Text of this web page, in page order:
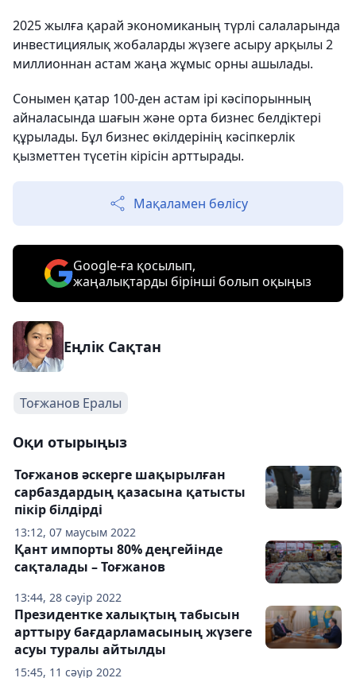
2025 жылға қарай экономиканың түрлі салаларында
инвестициялық жобаларды жүзеге асыру арқылы 2
миллионнан астам жаңа жұмыс орны ашылады.
Сонымен қатар 100-ден астам ірі кәсіпорынның
айналасында шағын және орта бизнес белдіктері
құрылады. Бұл бизнес өкілдерінің кәсіпкерлік
қызметтен түсетін кірісін арттырады.
Мақаламен бөлісу
Google-ға қосылып,
жаңалықтарды бірінші болып оқыңыз
Еңлік Сақтан
Тоғжанов Ералы
Оқи отырыңыз
13:12, 07 маусым 2022
Тоғжанов әскерге шақырылған
сарбаздардың қазасына қатысты
пікір білдірді
13:44, 28 сәуір 2022
Қант импорты 80% деңгейінде
сақталады – Тоғжанов
15:45, 11 сәуір 2022
Президентке халықтың табысын
арттыру бағдарламасының жүзеге
асуы туралы айтылды